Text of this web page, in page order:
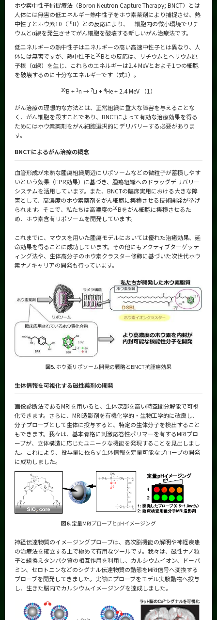
ホウ素中性子捕捉療法（Boron Neutron Capture Therapy; BNCT）とは
人体には無害の低エネルギー熱中性子をホウ素薬剤により捕捉させ、熱
中性子とホウ素10（10B）との反応により、一細胞内の微小環境でリチ
ウムとα線を発生させてがん細胞を破壊する新しいがん治療法です。
低エネルギーの熱中性子はエネルギーの高い高速中性子とは異なり、人
体には無害ですが、熱中性子と 10Bとの反応は、リチウムとヘリウム原
子核（α線）を生じ、これらのエネルギーは2.4 MeVとおよそ1つの細胞
を破壊するのに十分なエネルギーです（式1）。
10B + 1n → 7Li + 4He + 2.4 MeV （1）
がん治療の理想的な方法とは、正常組織に重大な障害を与えることな
く、がん細胞を殺すことであり、BNCTによって有効な治療効果を得る
ためにはホウ素薬剤をがん細胞選択的にデリバリーする必要がありま
す。
BNCTによるがん治療の概念
血管形成が未熟な腫瘍組織周辺にリポソームなどの微粒子が蓄積しやす
いという効果（EPR効果）に基づき、腫瘍組織へのドラッグデリバリー
システムを活用しています。また、BNCTの臨床実用における大きな障
害として、高濃度のホウ素薬剤をがん細胞に集積させる技術開発が挙げ
られます。そこで、私たちは高濃度の10Bをがん細胞に集積させるた
め、ホウ素含有リポソームを開発しています。
これまでに、マウスを用いた腫瘍モデルにおいては優れた治癒効果、延
命効果を得ることに成功しています。その他にもアクティブターゲッテ
ィング法や、生体高分子のホウ素クラスター修飾に基づいた次世代ホウ
素ナノキャリアの開発も行っています。
図5.ホウ素リポソーム開発の戦略とBNCT抗腫瘍効果
生体情報を可視化する磁性薬剤の開発
画像診断法であるMRIを用いると、生体深部を高い時空間分解能で可視
化できます。さらに、MRI造影剤を有機化学的・生物工学的に改良し、
分子プローブとして生体に投与すると、特定の生体分子を検出すること
もできます。我々は、基本骨格に刺激応答性ポリマーを有するMRIプロ
ーブが、立体構造に応じたユニークな機能を発現することを見出しまし
た。これにより、投与量に依らず生体情報を定量可能なプローブの開発
に成功しました。
図6.定量MRIプローブとpHイメージング
神経伝達物質のイメージングプローブは、高次脳機能の解明や神経疾患
の治療法を確立する上で極めて有用なツールです。我々は、磁性ナノ粒
子と組換えタンパク質の相互作用を利用し、カルシウムイオン、ドーパ
ミン、セロトニンなどのシグナル伝達物質の動態をMRI信号へ変換する
プローブを開発してきました。実際にプローブをモデル実験動物へ投与
し、生きた脳内でカルシウムイメージングを達成しました。